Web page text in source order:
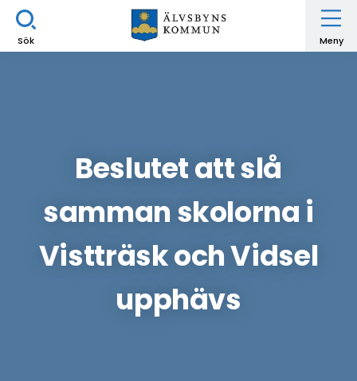
Sök Meny
Beslutet att slå
samman skolorna i
Vistträsk och Vidsel
upphävs